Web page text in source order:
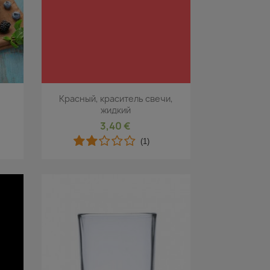
Быстрый просмотр
Красный, краситель свечи,
жидкий
3,40 €
(1)